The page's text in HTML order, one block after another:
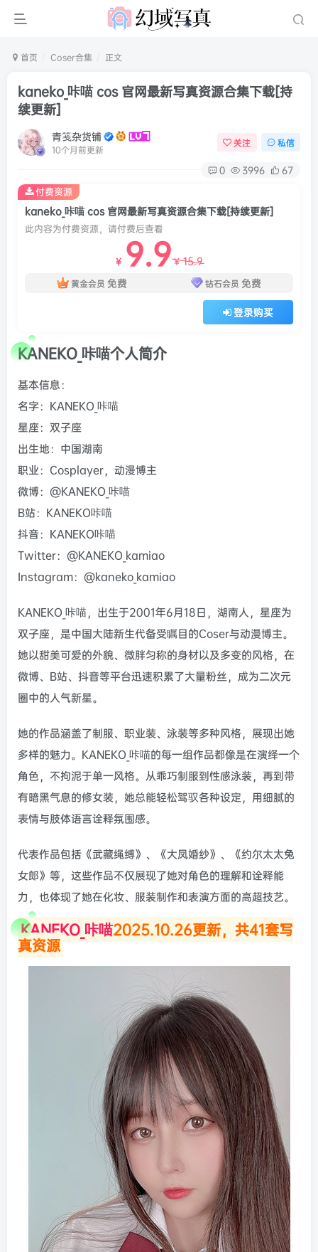
首页 Coser合集 正文
kaneko_咔喵 cos 官网最新写真资源合集下载[持
续更新]
青笺杂货铺
10个月前更新
关注 私信
0 3996 67
kaneko_咔喵 cos 官网最新写真资源合集下载[持续更新]
此内容为付费资源，请付费后查看
￥ 9.9￥15.9
黄金会员 免费 钻石会员 免费
登录购买
付费资源
KANEKO_咔喵个人简介
基本信息：
名字：KANEKO_咔喵
星座：双子座
出生地：中国湖南
职业：Cosplayer，动漫博主
微博：@KANEKO_咔喵
B站：KANEKO咔喵
抖音：KANEKO咔喵
Twitter：@KANEKO_kamiao
Instagram：@kaneko_kamiao
KANEKO_咔喵，出生于2001年6月18日，湖南人，星座为
双子座，是中国大陆新生代备受瞩目的Coser与动漫博主。
她以甜美可爱的外貌、微胖匀称的身材以及多变的风格，在
微博、B站、抖音等平台迅速积累了大量粉丝，成为二次元
圈中的人气新星。
她的作品涵盖了制服、职业装、泳装等多种风格，展现出她
多样的魅力。KANEKO_咔喵的每一组作品都像是在演绎一个
角色，不拘泥于单一风格。从乖巧制服到性感泳装，再到带
有暗黑气息的修女装，她总能轻松驾驭各种设定，用细腻的
表情与肢体语言诠释氛围感。
代表作品包括《武藏绳缚》、《大凤婚纱》、《约尔太太兔
女郎》等，这些作品不仅展现了她对角色的理解和诠释能
力，也体现了她在化妆、服装制作和表演方面的高超技艺。
KANEKO_咔喵2025.10.26更新，共41套写
真资源